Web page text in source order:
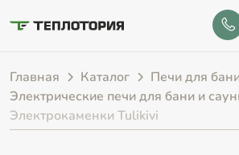
8
Главная Каталог
Печи для
Электрические печи для бани и
Электрокаменки Tulikivi